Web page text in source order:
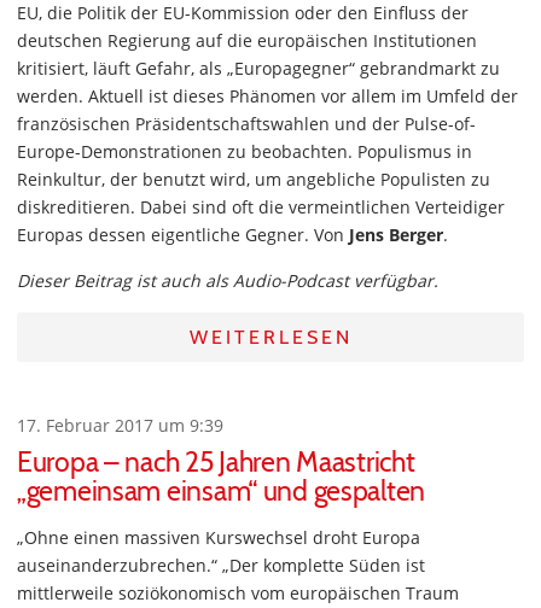
EU, die Politik der EU-Kommission oder den Einfluss der
deutschen Regierung auf die europäischen Institutionen
kritisiert, läuft Gefahr, als „Europagegner“ gebrandmarkt zu
werden. Aktuell ist dieses Phänomen vor allem im Umfeld der
französischen Präsidentschaftswahlen und der Pulse-of-
Europe-Demonstrationen zu beobachten. Populismus in
Reinkultur, der benutzt wird, um angebliche Populisten zu
diskreditieren. Dabei sind oft die vermeintlichen Verteidiger
Europas dessen eigentliche Gegner. Von Jens Berger.
Dieser Beitrag ist auch als Audio-Podcast verfügbar.
WEITERLESEN
17. Februar 2017 um 9:39
Europa – nach 25 Jahren Maastricht
„gemeinsam einsam“ und gespalten
„Ohne einen massiven Kurswechsel droht Europa
auseinanderzubrechen.“ „Der komplette Süden ist
mittlerweile soziökonomisch vom europäischen Traum